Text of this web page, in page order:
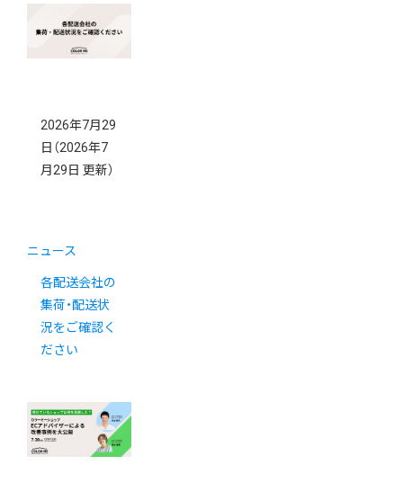
2026年7月29
日 （2026年7
月29日 更新）
ニュース
各配送会社の
集荷・配送状
況をご確認く
ださい